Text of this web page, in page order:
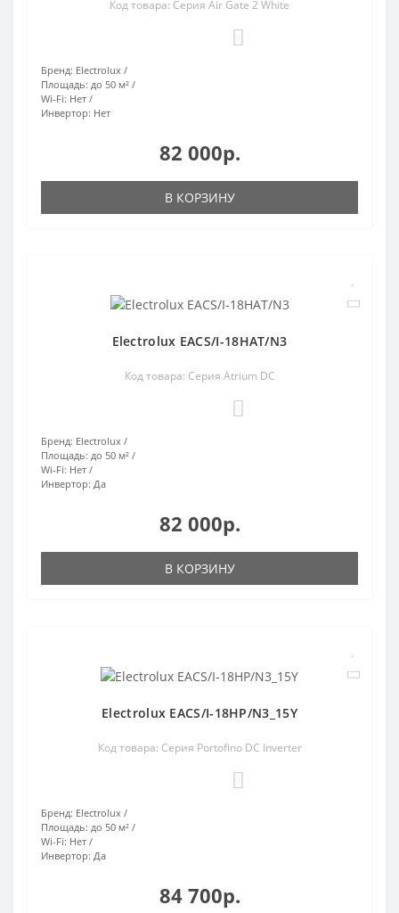
Код товара: Серия Air Gate 2 White
Бренд: Electrolux
Площадь: до 50 м²
Wi-Fi: Нет
Инвертор: Нет
82 000р.
В КОРЗИНУ
Electrolux EACS/I-18HAT/N3
Код товара: Серия Atrium DC
Бренд: Electrolux
Площадь: до 50 м²
Wi-Fi: Нет
Инвертор: Да
82 000р.
В КОРЗИНУ
Electrolux EACS/I-18HP/N3_15Y
Код товара: Серия Portofino DC Inverter
Бренд: Electrolux
Площадь: до 50 м²
Wi-Fi: Нет
Инвертор: Да
84 700р.